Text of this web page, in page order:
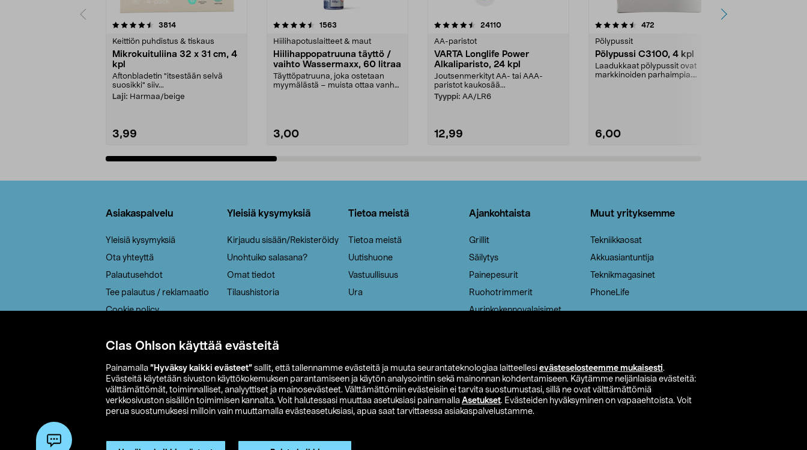
Clas Ohlson käyttää evästeitä
Painamalla ”Hyväksy kaikki evästeet” sallit, että tallennamme evästeitä ja muuta seurantateknologiaa laitteellesi evästeselosteemme mukaisesti.
Evästeitä käytetään sivuston käyttökokemuksen parantamiseen ja käytön analysointiin sekä mainonnan kohdentamiseen. Käytämme neljänlaisia evästeitä:
välttämättömät, toiminnalliset, analyyttiset ja mainosevästeet. Välttämättömiin evästeisiin ei tarvita suostumustasi, sillä ne ovat välttämättömiä
verkkosivuston sisällön toimimisen kannalta. Voit halutessasi muuttaa asetuksiasi painamalla Asetukset. Evästeiden hyväksyminen on vapaaehtoista. Voit
perua suostumuksesi milloin vain muuttamalla evästeasetuksiasi, apua saat tarvittaessa asiakaspalvelustamme.
3814arvostelut
Keittiön puhdistus & tiskaus
Mikrokuituliina 32 x 31 cm, 4
kpl
Aftonbladetin "itsestään selvä
suosikki" siiv...
Laji: Harmaa/beige
3,99
4.5viidestä
1563
Hiilihapotuslaitteet & maut
Hiilihappopatruuna täyttö /
vaihto Wassermaxx, 60 litraa
Täyttöpatruuna, joka ostetaan
myymälästä – muista ottaa vanha
3,00
4.5viidestä
24110arvostelut
AA-paristot
VARTA Longlife Power
Alkaliparisto, 24 kpl
Joutsenmerkityt AA- tai AAA-
paristot kaukosää...
Tyyppi: AA/LR6
12,99
4.5viidestä
472
Pölypussit
Pölypussi C3100, 4 kpl
Laadukkaat pölypussit ovat
markkinoiden parhaimpia.
6,00
4.5viidestä
Asiakaspalvelu
Yleisiä kysymyksiä
Ota yhteyttä
Palautusehdot
Tee palautus / reklamaatio
Cookie policy
Saavutettavuus
Yleisiä kysymyksiä
Kirjaudu sisään/Rekisteröidy
Unohtuiko salasana?
Omat tiedot
Tilaushistoria
Tietoa meistä
Tietoa meistä
Uutishuone
Vastuullisuus
Ura
Ajankohtaista
Grillit
Säilytys
Painepesurit
Ruohotrimmerit
Aurinkokennovalaisimet
Muut yrityksemme
Tekniikkaosat
Akkuasiantuntija
Teknikmagasinet
PhoneLife